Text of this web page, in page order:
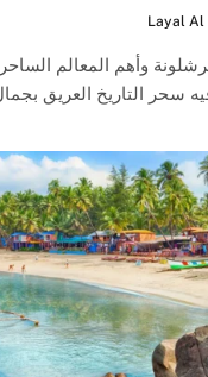
Layal Al
وأهم المعالم
سحر التاريخ العريق